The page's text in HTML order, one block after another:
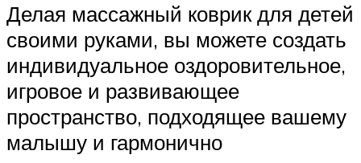
Делая массажный коврик для детей
своими руками, вы можете создать
индивидуальное оздоровительное,
игровое и развивающее
пространство, подходящее вашему
малышу и гармонично